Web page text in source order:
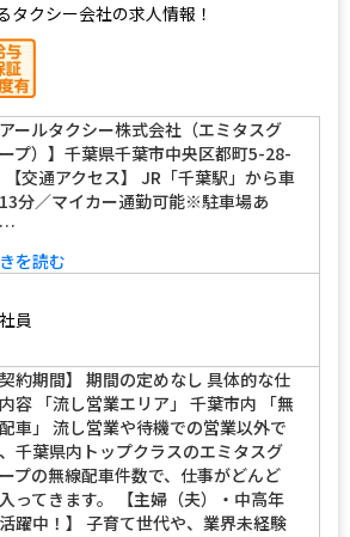
タクシー会社の求人情報！
アールタクシー株式会社（エミタスグ
プ）】千葉県千葉市中央区都町5-28-
【交通アクセス】 JR「千葉駅」から車
分／マイカー通勤可能※駐車場あ
を読む
員
契約期間】 期間の定めなし 具体的な仕
容 「流し営業エリア」 千葉市内 「無
車」 流し営業や待機での営業以外で
千葉県内トップクラスのエミタスグ
プの無線配車件数で、仕事がどんど
ってきます。 【主婦（夫）・中高年
躍中！】 子育て世代や、業界未経験